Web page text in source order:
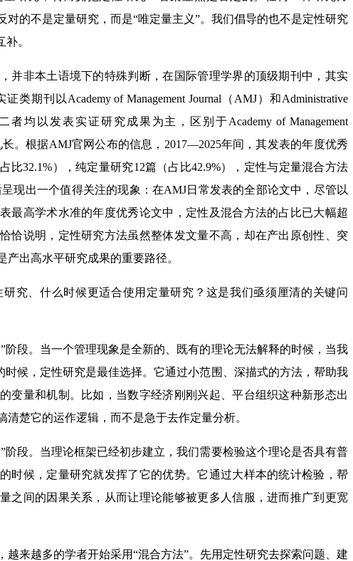
对的不是定量研究，而是“唯定量主义”。我们倡导的也不是定性研究
。
非本土语境下的特殊判断，在国际管理学界的顶级期刊中，其实
期刊以Academy of Management Journal（AMJ）和Administrative
者均以发表实证研究成果为主，区别于Academy of Management
。根据AMJ官网公布的信息，2017—2025年间，其发表的年度优秀
比32.1%），纯定量研究12篇（占比42.9%），定性与定量混合方法
现出一个值得关注的现象：在AMJ日常发表的全部论文中，尽管以
最高学术水准的年度优秀论文中，定性及混合方法的占比已大幅超
恰说明，定性研究方法虽然整体发文量不高，却在产出原创性、突
出高水平研究成果的重要路径。
、什么时候更适合使用定量研究？这是我们亟须厘清的关键问
段。当一个管理现象是全新的、既有的理论无法解释的时候，当我
时候，定性研究是最佳选择。它通过小范围、深描式的方法，帮助我
变量和机制。比如，当数字经济刚刚兴起、平台组织这种新形态出
楚它的运作逻辑，而不是急于去作定量分析。
段。当理论框架已经初步建立，我们需要检验这个理论是否具有普
时候，定量研究就发挥了它的优势。它通过大样本的统计检验，帮
之间的因果关系，从而让理论能够被更多人信服，进而推广到更宽
来越多的学者开始采用“混合方法”。先用定性研究去探索问题、建